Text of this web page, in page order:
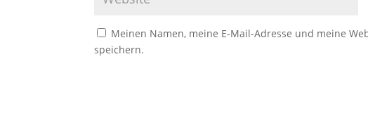
Meinen Namen, meine E-Mail-Adresse und meine
speichern.